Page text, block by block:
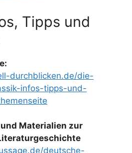
Tipps und
durchblicken.de/die-
infos-tipps-und-
Materialien zur
deutsche-